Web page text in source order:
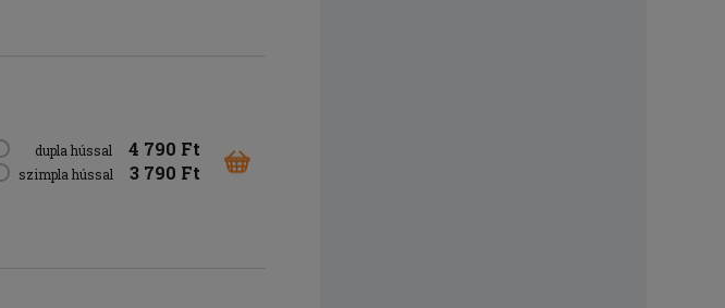
dupla hússal 4 790 Ft
szimpla hússal 3 790 Ft